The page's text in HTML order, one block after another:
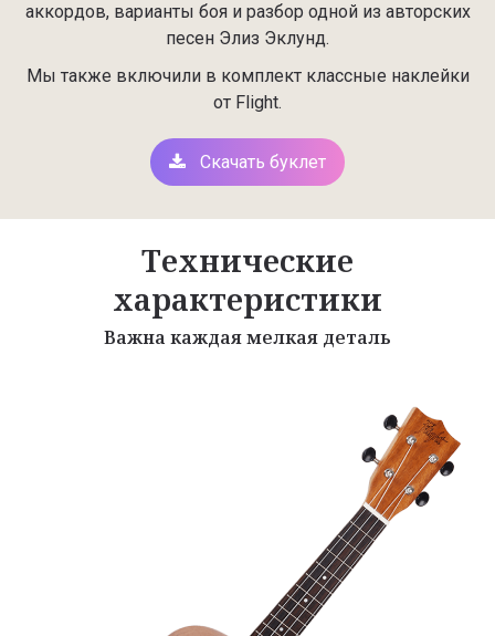
аккордов, варианты боя и разбор одной из авторских
песен Элиз Эклунд.
Мы также включили в комплект классные наклейки
от Flight.
Скачать буклет
Технические
характеристики
Важна каждая мелкая деталь